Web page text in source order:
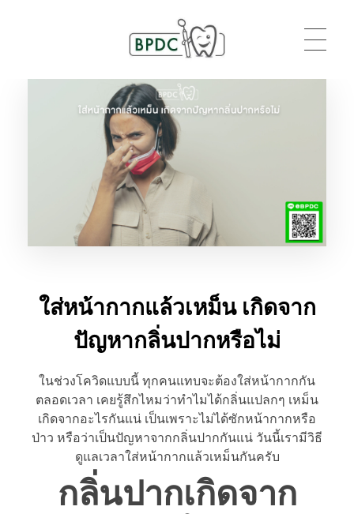
BPDC
แค่เว็บเวิร์ดเพรสเว็บหนึ่ง
ใส่หน้ากากแล้วเหม็น เกิดจาก
ปัญหากลิ่นปากหรือไม่
ในช่วงโควิดแบบนี้ ทุกคนแทบจะต้องใส่หน้ากากกัน
ตลอดเวลา เคยรู้สึกไหมว่าทำไมได้กลิ่นแปลกๆ เหม็น
เกิดจากอะไรกันแน่ เป็นเพราะไม่ได้ซักหน้ากากหรือ
ป่าว หรือว่าเป็นปัญหาจากกลิ่นปากกันแน่ วันนี้เรามีวิธี
ดูแลเวลาใส่หน้ากากแล้วเหม็นกันครับ
กลิ่นปากเกิดจาก